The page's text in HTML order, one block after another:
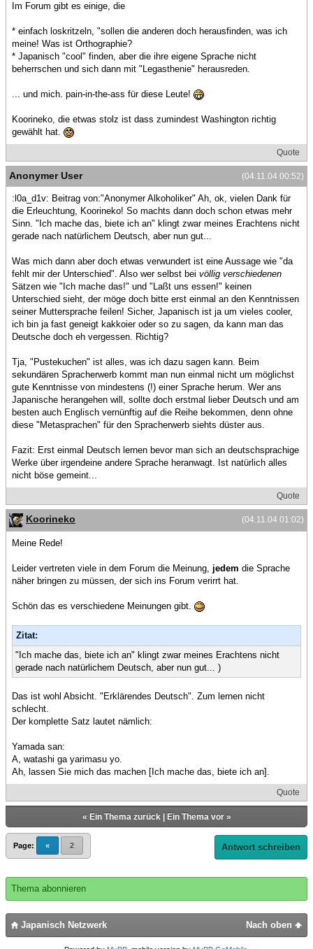
Im Forum gibt es einige, die
* einfach loskritzeln, "sollen die anderen doch herausfinden, was ich
meine! Was ist Orthographie?
* Japanisch "cool" finden, aber die ihre eigene Sprache nicht
beherrschen und sich dann mit "Legasthenie" herausreden.
... und mich. pain-in-the-ass für diese Leute!
Koorineko, die etwas stolz ist dass zumindest Washington richtig
gewählt hat.
Quote
(04.11.04 00:52)
Anonymer User
:l0a_d1v: Beitrag von:"Anonymer Alkoholiker" Ah, ok, vielen Dank für
die Erleuchtung, Koorineko! So machts dann doch schon etwas mehr
Sinn. "Ich mache das, biete ich an" klingt zwar meines Erachtens nicht
gerade nach natürlichem Deutsch, aber nun gut...
Was mich dann aber doch etwas verwundert ist eine Aussage wie "da
fehlt mir der Unterschied". Also wer selbst bei völlig verschiedenen
Sätzen wie "Ich mache das!" und "Laßt uns essen!" keinen
Unterschied sieht, der möge doch bitte erst einmal an den Kenntnissen
seiner Muttersprache feilen! Sicher, Japanisch ist ja um vieles cooler,
ich bin ja fast geneigt kakkoier oder so zu sagen, da kann man das
Deutsche doch eh vergessen. Richtig?
Tja, "Pustekuchen" ist alles, was ich dazu sagen kann. Beim
sekundären Spracherwerb kommt man nun einmal nicht um möglichst
gute Kenntnisse von mindestens (!) einer Sprache herum. Wer ans
Japanische herangehen will, sollte doch erstmal lieber Deutsch und am
besten auch Englisch vernünftig auf die Reihe bekommen, denn ohne
diese "Metasprachen" für den Spracherwerb siehts düster aus.
Fazit: Erst einmal Deutsch lernen bevor man sich an deutschsprachige
Werke über irgendeine andere Sprache heranwagt. Ist natürlich alles
nicht böse gemeint...
Quote
(04.11.04 01:02)
Koorineko
Meine Rede!
Leider vertreten viele in dem Forum die Meinung, jedem die Sprache
näher bringen zu müssen, der sich ins Forum verirrt hat.
Schön das es verschiedene Meinungen gibt.
Zitat:
"Ich mache das, biete ich an" klingt zwar meines Erachtens nicht
gerade nach natürlichem Deutsch, aber nun gut... )
Das ist wohl Absicht. "Erklärendes Deutsch". Zum lernen nicht
schlecht.
Der komplette Satz lautet nämlich:
Yamada san:
A, watashi ga yarimasu yo.
Ah, lassen Sie mich das machen [Ich mache das, biete ich an].
Quote
« Ein Thema zurück| Ein Thema vor»
Page: « 2 Antwort schreiben
Thema abonnieren
Nach oben
Japanisch Netzwerk